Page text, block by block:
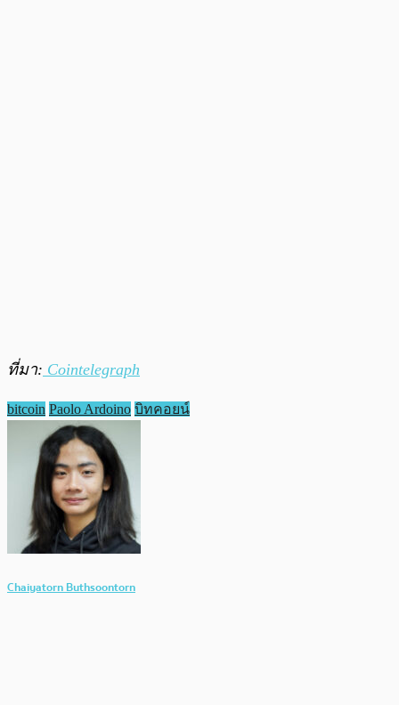
ที่มา: Cointelegraph
bitcoin Paolo Ardoino บิทคอยน์
Chaiyatorn Buthsoontorn